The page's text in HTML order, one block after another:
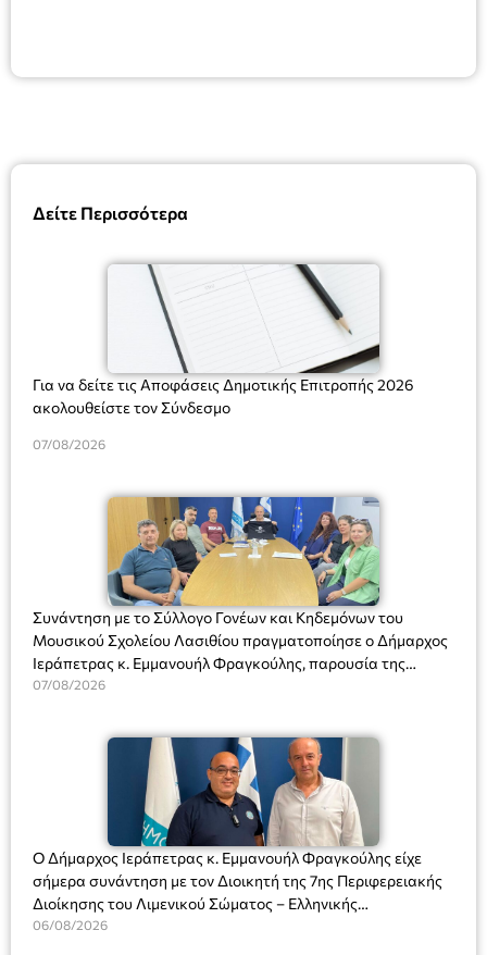
Δείτε Περισσότερα
Για να δείτε τις Αποφάσεις Δημοτικής Επιτροπής 2026
ακολουθείστε τον Σύνδεσμο
07/08/2026
Συνάντηση με το Σύλλογο Γονέων και Κηδεμόνων του
Μουσικού Σχολείου Λασιθίου πραγματοποίησε ο Δήμαρχος
Ιεράπετρας κ. Εμμανουήλ Φραγκούλης, παρουσία της
Διευθύντριας του σχολείου κας Μαριάννας Χαΐτα.
07/08/2026
Ο Δήμαρχος Ιεράπετρας κ. Εμμανουήλ Φραγκούλης είχε
σήμερα συνάντηση με τον Διοικητή της 7ης Περιφερειακής
Διοίκησης του Λιμενικού Σώματος – Ελληνικής
Ακτοφυλακής (Λ.Σ.-ΕΛ.ΑΚΤ.), Αρχιπλοίαρχο Λ.Σ. κ. Ιωάννη
06/08/2026